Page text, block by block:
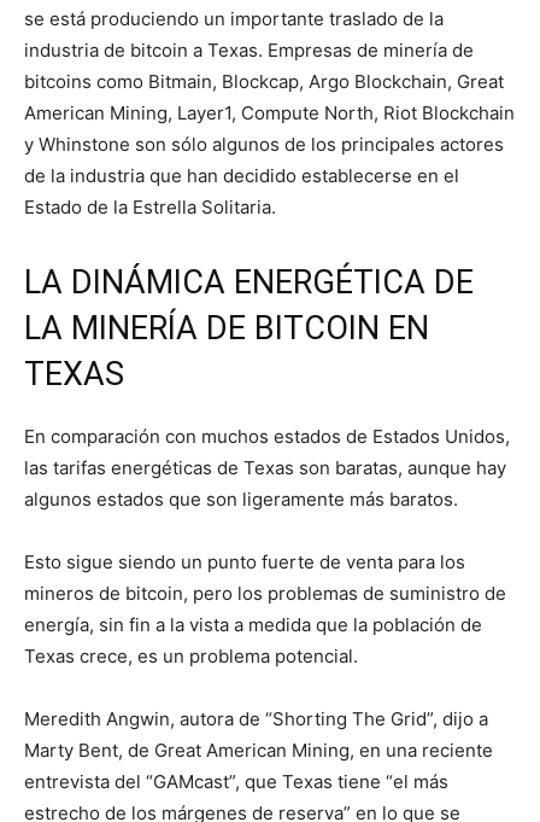
se está produciendo un importante traslado de la
industria de bitcoin a Texas. Empresas de minería de
bitcoins como Bitmain, Blockcap, Argo Blockchain, Great
American Mining, Layer1, Compute North, Riot Blockchain
y Whinstone son sólo algunos de los principales actores
de la industria que han decidido establecerse en el
Estado de la Estrella Solitaria.
LA DINÁMICA ENERGÉTICA DE
LA MINERÍA DE BITCOIN EN
TEXAS
En comparación con muchos estados de Estados Unidos,
las tarifas energéticas de Texas son baratas, aunque hay
algunos estados que son ligeramente más baratos.
Esto sigue siendo un punto fuerte de venta para los
mineros de bitcoin, pero los problemas de suministro de
energía, sin fin a la vista a medida que la población de
Texas crece, es un problema potencial.
Meredith Angwin, autora de “Shorting The Grid”, dijo a
Marty Bent, de Great American Mining, en una reciente
entrevista del “GAMcast”, que Texas tiene “el más
estrecho de los márgenes de reserva” en lo que se